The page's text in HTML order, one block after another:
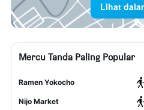
Lihat
Mercu Tanda Paling Popular
Ramen Yokocho
Nijo Market